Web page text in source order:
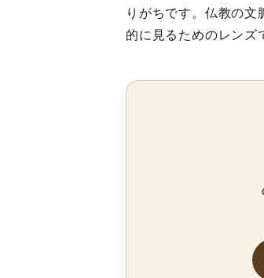
りがちです。仏教の
的に見るためのレンズ